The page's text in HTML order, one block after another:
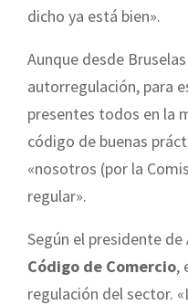
dicho ya está bien».
Aunque desde
autorregulación, para
presentes todos en la
código de buenas
«nosotros (por la
regular».
Según el presidente de
Código de Comercio,
regulación del sector.